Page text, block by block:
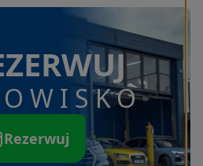
Rezerwuj